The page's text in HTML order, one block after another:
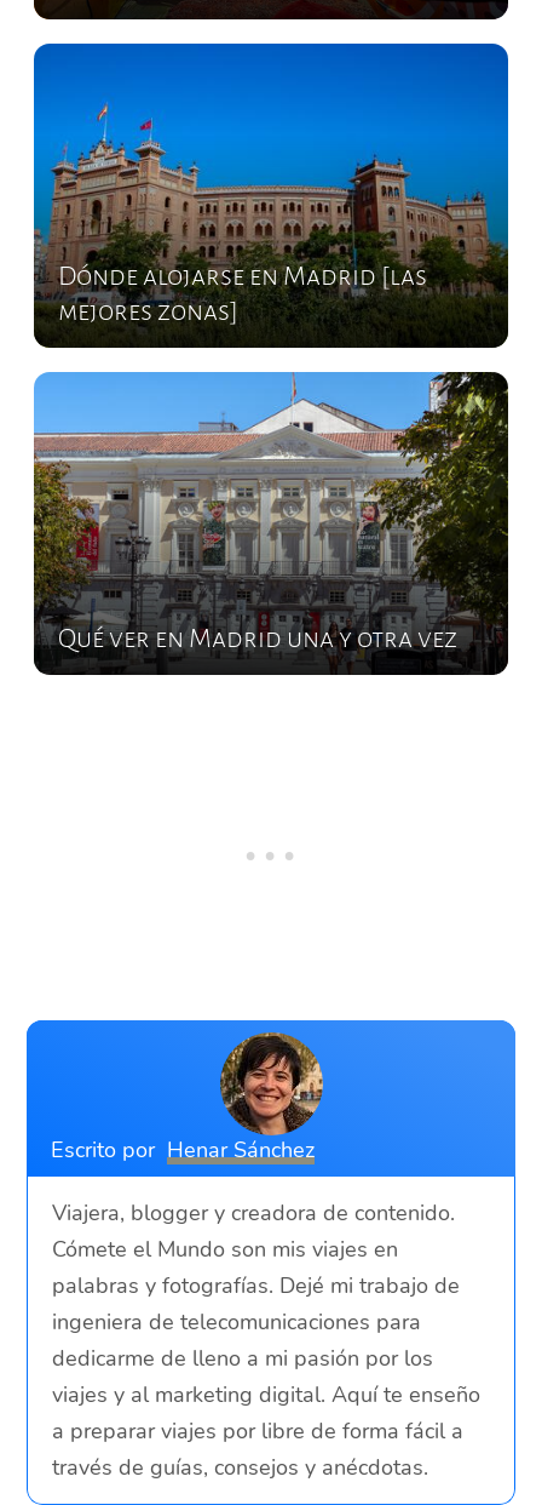
Dónde alojarse en Madrid [las
mejores zonas]
Qué ver en Madrid una y otra vez
Escrito por Henar Sánchez
Viajera, blogger y creadora de contenido.
Cómete el Mundo son mis viajes en
palabras y fotografías. Dejé mi trabajo de
ingeniera de telecomunicaciones para
dedicarme de lleno a mi pasión por los
viajes y al marketing digital. Aquí te enseño
a preparar viajes por libre de forma fácil a
través de guías, consejos y anécdotas.